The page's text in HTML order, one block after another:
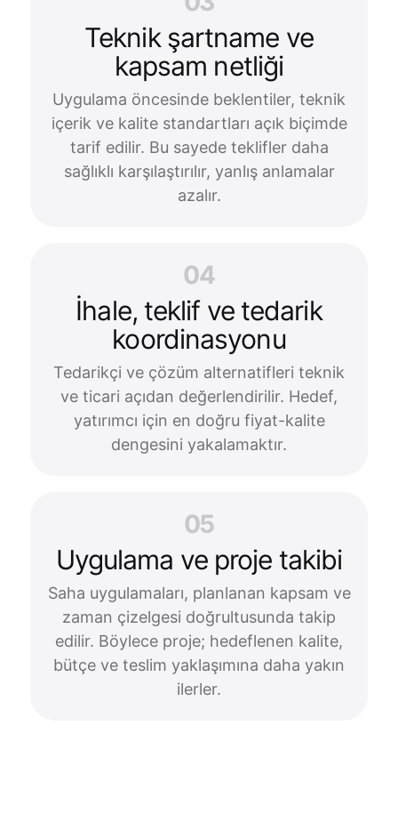
Teknik şartname ve
kapsam netliği
Uygulama öncesinde beklentiler, teknik
içerik ve kalite standartları açık biçimde
tarif edilir. Bu sayede teklifler daha
sağlıklı karşılaştırılır, yanlış anlamalar
azalır.
04
İhale, teklif ve tedarik
koordinasyonu
Tedarikçi ve çözüm alternatifleri teknik
ve ticari açıdan değerlendirilir. Hedef,
yatırımcı için en doğru fiyat-kalite
dengesini yakalamaktır.
05
Uygulama ve proje takibi
Saha uygulamaları, planlanan kapsam ve
zaman çizelgesi doğrultusunda takip
edilir. Böylece proje; hedeflenen kalite,
bütçe ve teslim yaklaşımına daha yakın
ilerler.